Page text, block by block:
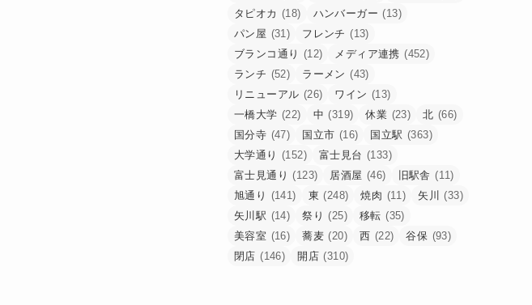
タピオカ (18) ハンバーガー (13)
パン屋 (31) フレンチ (13)
ブランコ通り (12) メディア連携 (452)
ランチ (52) ラーメン (43)
リニューアル (26) ワイン (13)
一橋大学 (22) 中 (319) 休業 (23) 北 (66)
国分寺 (47) 国立市 (16) 国立駅 (363)
大学通り (152) 富士見台 (133)
富士見通り (123) 居酒屋 (46) 旧駅舎 (11)
旭通り (141) 東 (248) 焼肉 (11) 矢川
(33)
矢川駅 (14) 祭り (25) 移転 (35)
美容室 (16) 蕎麦 (20) 西 (22) 谷保 (93)
閉店 (146) 開店 (310)